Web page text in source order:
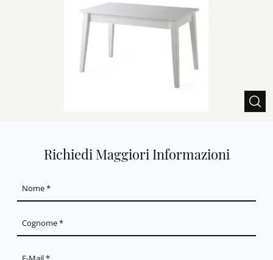
Richiedi Maggiori Informazioni